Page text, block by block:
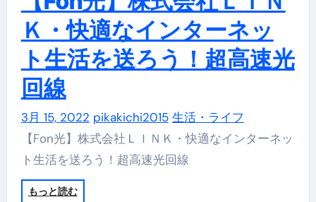
Ｋ・快適なインターネッ
ト生活を送ろう！超高速光
回線
3月 15, 2022 pikakichi2015 生活・ライフ
【Fon光】株式会社ＬＩＮＫ・快適なインターネッ
ト生活を送ろう！超高速光回線
もっと読む